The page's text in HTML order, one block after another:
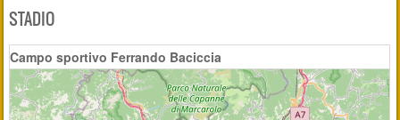
STADIO
Campo sportivo Ferrando Baciccia